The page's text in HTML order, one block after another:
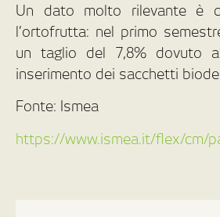
Un dato molto rilevante è
l’ortofrutta: nel primo
un taglio del 7,8% dovuto
inserimento dei sacchetti
Fonte: Ismea
https://www.ismea.it/flex/cm/